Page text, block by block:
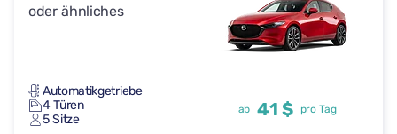
oder ähnliches
Automatikgetriebe
4 Türen
5 Sitze
ab 41 $ pro Tag